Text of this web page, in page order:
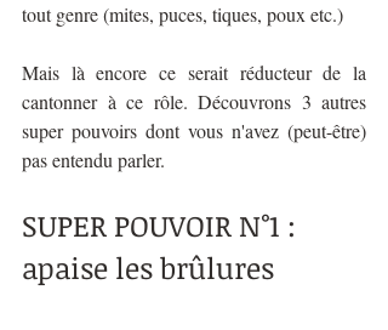
tout genre (mites, puces, tiques, poux etc.)
Mais là encore ce serait réducteur de la
cantonner à ce rôle. Découvrons 3 autres
super pouvoirs dont vous n'avez (peut-être)
pas entendu parler.
SUPER POUVOIR N°1 :
apaise les brûlures